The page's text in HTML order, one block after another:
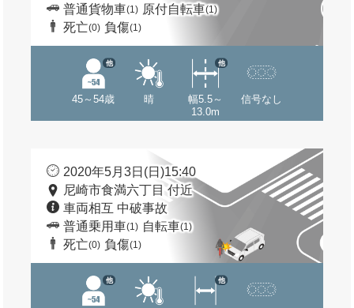
普通貨物車(1) 原付自転車(1)
死亡(0) 負傷(1)
45～54歳
他
晴
幅5.5～
13.0m
他
信号なし
2020年5月3日(日)15:40
尼崎市食満六丁目 付近
車両相互 中破事故
普通乗用車(1) 自転車(1)
死亡(0) 負傷(1)
他 他